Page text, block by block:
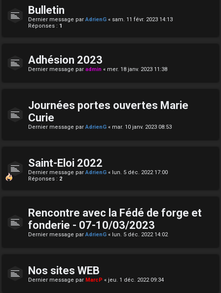
Bulletin
Dernier message parAdrienG « sam. 11 févr. 2023 14:13
Réponses : 1
Adhésion 2023
Dernier message par admin « mer. 18 janv. 2023 11:38
Journées portes ouvertes Marie
Curie
Dernier message parAdrienG « mar. 10 janv. 2023 08:53
Saint-Eloi 2022
Dernier message parAdrienG « lun. 5 déc. 2022 17:00
Réponses : 2
Rencontre avec la Fédé de forge et
fonderie - 07-10/03/2023
Dernier message parAdrienG « lun. 5 déc. 2022 14:02
Nos sites WEB
Dernier message par MarcP « jeu. 1 déc. 2022 09:34